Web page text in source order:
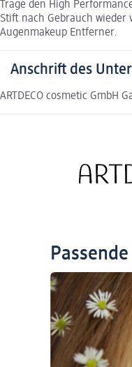
Trage den High
Stift nach Gebrauch
Augenmakeup Entferner.
Anschrift des
ARTDECO cosmetic GmbH